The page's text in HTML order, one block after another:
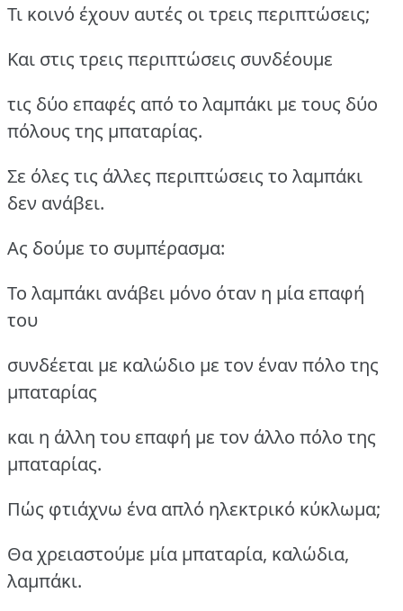
Τι κοινό έχουν αυτές οι τρεις περιπτώσεις;
Και στις τρεις περιπτώσεις συνδέουμε
τις δύο επαφές από το λαμπάκι με τους δύο
πόλους της μπαταρίας.
Σε όλες τις άλλες περιπτώσεις το λαμπάκι
δεν ανάβει.
Ας δούμε το συμπέρασμα:
Το λαμπάκι ανάβει μόνο όταν η μία επαφή
του
συνδέεται με καλώδιο με τον έναν πόλο της
μπαταρίας
και η άλλη του επαφή με τον άλλο πόλο της
μπαταρίας.
Πώς φτιάχνω ένα απλό ηλεκτρικό κύκλωμα;
Θα χρειαστούμε μία μπαταρία, καλώδια,
λαμπάκι.